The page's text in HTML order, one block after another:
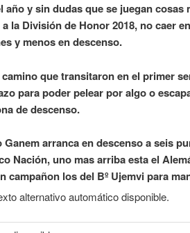
año y sin dudas que se juegan cosas
la División de Honor 2018, no caer
y menos en descenso.
que transitaron en el primer
para poder pelear por algo o
de descenso.
arranca en descenso a seis
Nación, uno mas arriba esta el
campañon los del Bº Ujemvi para